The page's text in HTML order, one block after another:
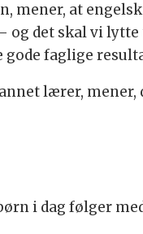
mener, at
og det skal vi
gode faglige
lærer,
i dag følger